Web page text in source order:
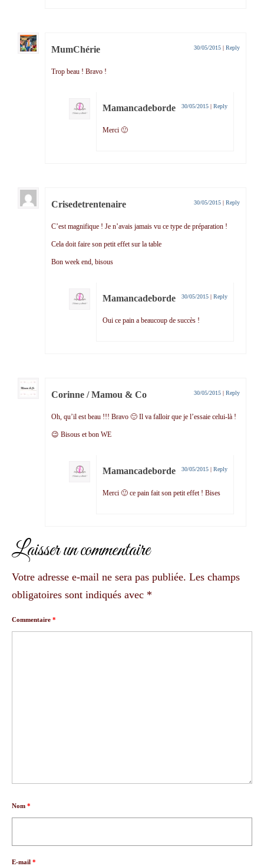
MumChérie 30/05/2015 Reply
Trop beau ! Bravo !
Mamancadeborde 30/05/2015 Reply
Merci 🙂
Crisedetrentenaire 30/05/2015 Reply
C’est magnifique ! Je n’avais jamais vu ce type de préparation !
Cela doit faire son petit effet sur la table
Bon week end, bisous
Mamancadeborde 30/05/2015 Reply
Oui ce pain a beaucoup de succès !
Corinne / Mamou & Co 30/05/2015 Reply
Oh, qu’il est beau !!! Bravo 🙂 Il va falloir que je l’essaie celui-là !
😉 Bisous et bon WE
Mamancadeborde 30/05/2015 Reply
Merci 🙂 ce pain fait son petit effet ! Bises
Laisser un commentaire
Votre adresse e-mail ne sera pas publiée. Les champs
obligatoires sont indiqués avec *
Commentaire *
Nom *
E-mail *